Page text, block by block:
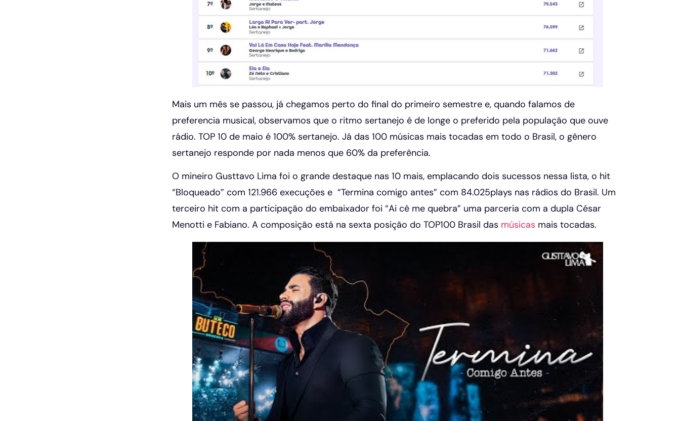
Mais um mês se passou, já chegamos perto do final do primeiro semestre e, quando falamos de
preferencia musical, observamos que o ritmo sertanejo é de longe o preferido pela população que ouve
rádio. TOP 10 de maio é 100% sertanejo. Já das 100 músicas mais tocadas em todo o Brasil, o gênero
sertanejo responde por nada menos que 60% da preferência.
O mineiro Gusttavo Lima foi o grande destaque nas 10 mais, emplacando dois sucessos nessa lista, o hit
“Bloqueado” com 121.966 execuções e “Termina comigo antes” com 84.025plays nas rádios do Brasil. Um
terceiro hit com a participação do embaixador foi “Ai cê me quebra” uma parceria com a dupla César
Menotti e Fabiano. A composição está na sexta posição do TOP100 Brasil das músicas mais tocadas.